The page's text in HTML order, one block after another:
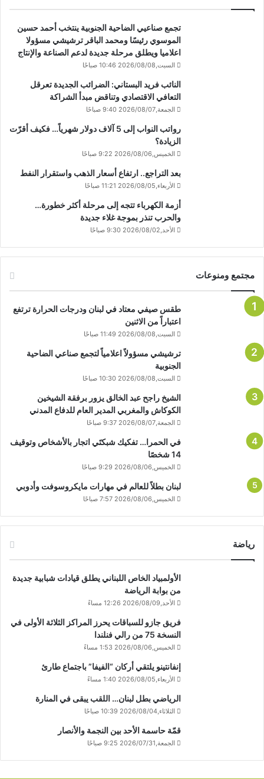
تجمع صناعيي الضاحية الجنوبية ينتخب أحمد حسين
الموسوي رئيسًا ومحمد الباقر ترشيشي مسؤولا
اعلاميا ويطلق مرحلة جديدة لدعم الصناعة والإنتاج
السبت,2026/08/08 10:46 صباحًا
النائب فريد البستاني: الضرائب الجديدة تعرقل
التعافي الاقتصادي وتناقض مبدأ الشراكة
الجمعة,2026/08/07 9:40 صباحًا
رواتب النواب إلى 5 آلاف دولار شهرياً… فكيف أقرّت
الزيادة؟
الخميس,2026/08/06 9:22 صباحًا
بعد التراجع.. ارتفاع أسعار الذهب واستقرار النفط
الأربعاء,2026/08/05 11:21 صباحًا
أزمة الكهرباء تتجه إلى مرحلة أكثر خطورة…
والحرب تنذر بموجة غلاء جديدة
الأحد,2026/08/02 9:30 صباحًا
مجتمع ومنوعات
طقس صيفي معتاد في لبنان ودرجات الحرارة ترتفع
اعتباراً من الاثنين
السبت,2026/08/08 11:49 صباحًا
ترشيشي مسؤولاً اعلامياً لتجمع صناعي الضاحية
الجنوبية
السبت,2026/08/08 10:30 صباحًا
الشيخ راجح عبد الخالق يزور برفقة الشيخين
الكوكاش والمغربي المدير العام للدفاع المدني
الجمعة,2026/08/07 9:37 صباحًا
في الحمرا… تفكيك شبكتَي اتجار بالأشخاص وتوقيف
14 شخصًا
الخميس,2026/08/06 9:29 صباحًا
لبنان بطلاً للعالم في مهارات مايكروسوفت وأدوبي
الخميس,2026/08/06 7:57 صباحًا
رياضة
الأولمبياد الخاص اللبناني يطلق قيادات شبابية جديدة
من بوابة الرياضة
الأحد,2026/08/09 12:26 مساءً
فريق جازو للسباقات يحرز المراكز الثلاثة الأولى في
النسخة 75 من رالي فنلندا
الخميس,2026/08/06 1:53 مساءً
إنفانتينو يلتقي أركان “الفيفا” باجتماع طارئ
الأربعاء,2026/08/05 1:40 مساءً
الرياضي بطل لبنان… اللقب يبقى في المنارة
الثلاثاء,2026/08/04 10:39 صباحًا
قمّة حاسمة الأحد بين النجمة والأنصار
الجمعة,2026/07/31 9:25 صباحًا